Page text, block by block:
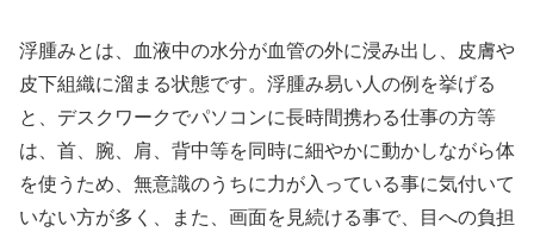
浮腫みとは、血液中の水分が血管の外に浸み出し、皮膚や
皮下組織に溜まる状態です。浮腫み易い人の例を挙げる
と、デスクワークでパソコンに長時間携わる仕事の方等
は、首、腕、肩、背中等を同時に細やかに動かしながら体
を使うため、無意識のうちに力が入っている事に気付いて
いない方が多く、また、画面を見続ける事で、目への負担